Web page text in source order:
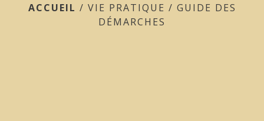
ACCUEIL / VIE PRATIQUE / GUIDE DES
DÉMARCHES